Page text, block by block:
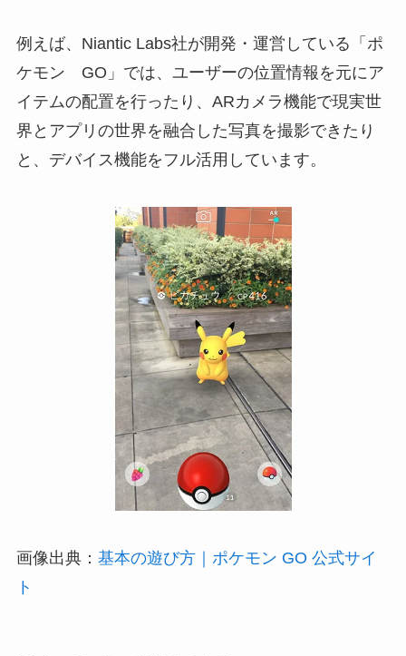
例えば、Niantic Labs社が開発・運営している「ポ
ケモン GO」では、ユーザーの位置情報を元にア
イテムの配置を行ったり、ARカメラ機能で現実世
界とアプリの世界を融合した写真を撮影できたり
と、デバイス機能をフル活用しています。
画像出典： 基本の遊び方｜ポケモン GO 公式サイ
ト